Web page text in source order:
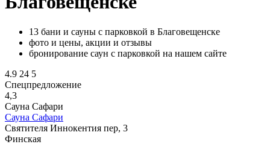
13 бани и сауны с парковкой в Благовещенске
фото и цены, акции и отзывы
бронирование саун с парковкой на нашем сайте
4.9 24 5
Спецпредложение
4,3
Сауна Сафари
Сауна Сафари
Святителя Иннокентия пер, 3
Финская